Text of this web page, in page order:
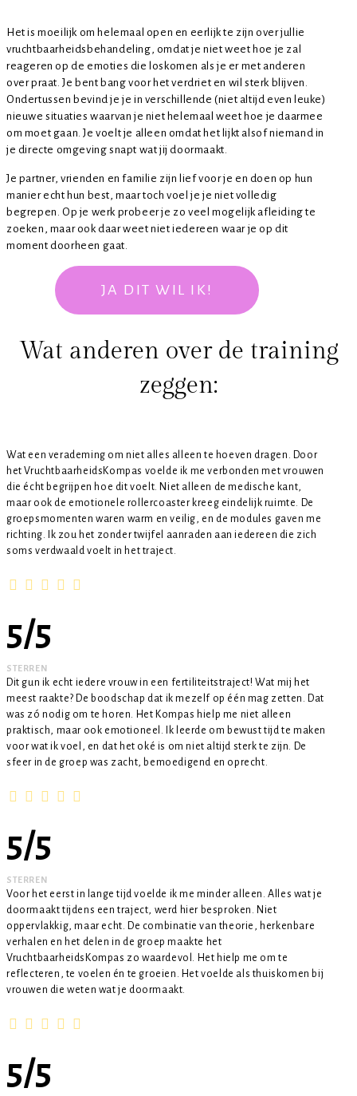
Het is moeilijk om helemaal open en eerlijk te zijn over jullie
vruchtbaarheidsbehandeling, omdat je niet weet hoe je zal
reageren op de emoties die loskomen als je er met anderen
over praat. Je bent bang voor het verdriet en wil sterk blijven.
Ondertussen bevind je je in verschillende (niet altijd even leuke)
nieuwe situaties waarvan je niet helemaal weet hoe je daarmee
om moet gaan. Je voelt je alleen omdat het lijkt alsof niemand in
je directe omgeving snapt wat jij doormaakt.
Je partner, vrienden en familie zijn lief voor je en doen op hun
manier echt hun best, maar toch voel je je niet volledig
begrepen. Op je werk probeer je zo veel mogelijk afleiding te
zoeken, maar ook daar weet niet iedereen waar je op dit
moment doorheen gaat.
JA DIT WIL IK!
Wat anderen over de training
zeggen:
Wat een verademing om niet alles alleen te hoeven dragen. Door
het VruchtbaarheidsKompas voelde ik me verbonden met vrouwen
die écht begrijpen hoe dit voelt. Niet alleen de medische kant,
maar ook de emotionele rollercoaster kreeg eindelijk ruimte. De
groepsmomenten waren warm en veilig, en de modules gaven me
richting. Ik zou het zonder twijfel aanraden aan iedereen die zich
soms verdwaald voelt in het traject.
5/5
STERREN
Dit gun ik echt iedere vrouw in een fertiliteitstraject! Wat mij het
meest raakte? De boodschap dat ik mezelf op één mag zetten. Dat
was zó nodig om te horen. Het Kompas hielp me niet alleen
praktisch, maar ook emotioneel. Ik leerde om bewust tijd te maken
voor wat ik voel, en dat het oké is om niet altijd sterk te zijn. De
sfeer in de groep was zacht, bemoedigend en oprecht.
5/5
STERREN
Voor het eerst in lange tijd voelde ik me minder alleen. Alles wat je
doormaakt tijdens een traject, werd hier besproken. Niet
oppervlakkig, maar echt. De combinatie van theorie, herkenbare
verhalen en het delen in de groep maakte het
VruchtbaarheidsKompas zo waardevol. Het hielp me om te
reflecteren, te voelen én te groeien. Het voelde als thuiskomen bij
vrouwen die weten wat je doormaakt.
5/5